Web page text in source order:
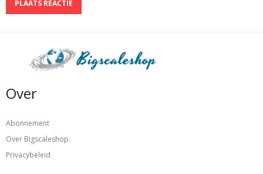
Over
Abonnement
Over Bigscaleshop
Privacybeleid